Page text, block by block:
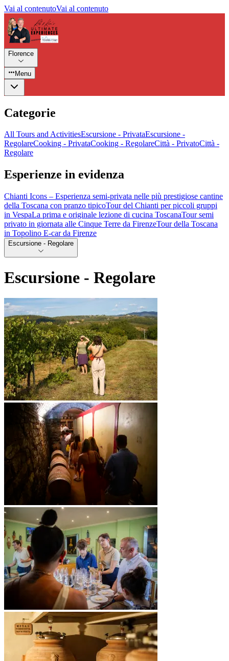
Vai al contenutoVai al contenuto
Florence
Menu
Categorie
All Tours and ActivitiesEscursione - PrivataEscursione -
RegolareCooking - PrivataCooking - RegolareCittà - PrivatoCittà -
Regolare
Esperienze in evidenza
Chianti Icons – Esperienza semi-privata nelle più prestigiose cantine
della Toscana con pranzo tipicoTour del Chianti per piccoli gruppi
in VespaLa prima e originale lezione di cucina ToscanaTour semi
privato in giornata alle Cinque Terre da FirenzeTour della Toscana
in Topolino E-car da Firenze
Escursione - Regolare
Escursione - Regolare